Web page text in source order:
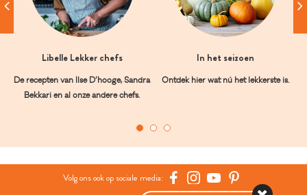
Libelle Lekker chefs
De recepten van Ilse D’hooge, Sandra
Bekkari en al onze andere chefs.
In het seizoen
Ontdek hier wat nú het lekkerste is.
Volg ons ook op sociale media: